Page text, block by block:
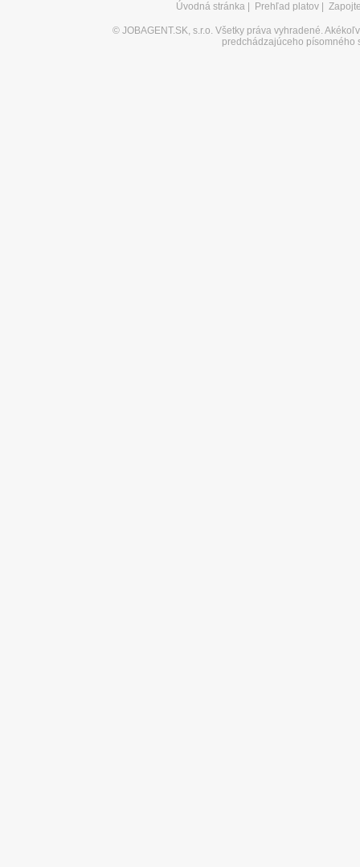
Úvodná stránka Prehľad platov
© JOBAGENT.SK, s.r.o. Všetky práva vyhradené.
predchádzajúceho písomného